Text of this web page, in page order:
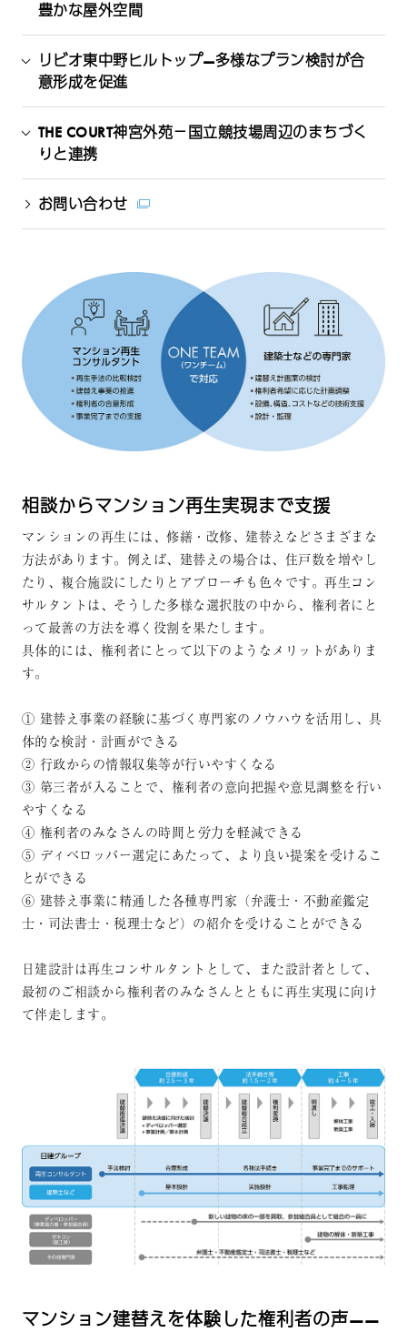
豊かな屋外空間
リビオ東中野ヒルトップ—多様なプラン検討が合
意形成を促進
THE COURT神宮外苑－国立競技場周辺のまちづく
りと連携
お問い合わせ
相談からマンション再生実現まで支援
マンションの再生には、修繕・改修、建替えなどさまざまな
方法があります。例えば、建替えの場合は、住戸数を増やし
たり、複合施設にしたりとアプローチも色々です。再生コン
サルタントは、そうした多様な選択肢の中から、権利者にと
って最善の方法を導く役割を果たします。
具体的には、権利者にとって以下のようなメリットがありま
す。
① 建替え事業の経験に基づく専門家のノウハウを活用し、具
体的な検討・計画ができる
② 行政からの情報収集等が行いやすくなる
③ 第三者が入ることで、権利者の意向把握や意見調整を行い
やすくなる
④ 権利者のみなさんの時間と労力を軽減できる
⑤ ディベロッパー選定にあたって、より良い提案を受けるこ
とができる
⑥ 建替え事業に精通した各種専門家（弁護士・不動産鑑定
士・司法書士・税理士など）の紹介を受けることができる
日建設計は再生コンサルタントとして、また設計者として、
最初のご相談から権利者のみなさんとともに再生実現に向け
て伴走します。
マンション建替えを体験した権利者の声——